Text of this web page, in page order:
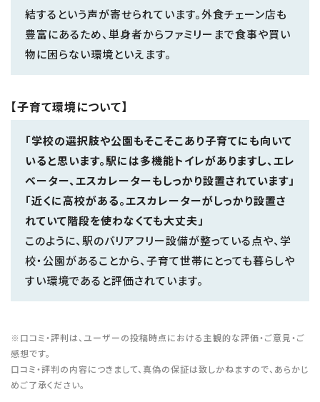
結するという声が寄せられています。外食チェーン店も
豊富にあるため、単身者からファミリーまで食事や買い
物に困らない環境といえます。
【子育て環境について】
「学校の選択肢や公園もそこそこあり子育てにも向いて
いると思います。駅には多機能トイレがありますし、エレ
ベーター、エスカレーターもしっかり設置されています」
「近くに高校がある。エスカレーターがしっかり設置さ
れていて階段を使わなくても大丈夫」
このように、駅のバリアフリー設備が整っている点や、学
校・公園があることから、子育て世帯にとっても暮らしや
すい環境であると評価されています。
※口コミ・評判は、ユーザーの投稿時点における主観的な評価・ご意見・ご
感想です。
口コミ・評判の内容につきまして、真偽の保証は致しかねますので、あらかじ
めご了承ください。